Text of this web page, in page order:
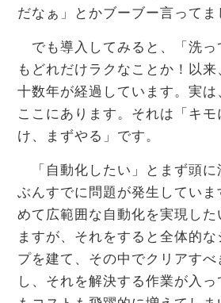
だなぁ」とかブーブー言ってま
でも導入してみると、「洗っ
もどれだけラクなことか！以来
十数年が経過しています。実
ここにあります。それは「キ
け、まずやる」です。
「自動化したい」とまず頭に
ぶんすでに問題が発生してい
めて広範囲な自動化を実現した
ますが、それをすると全体的
プを建て、その中でクリアすべ
し、それを解決する作業が入